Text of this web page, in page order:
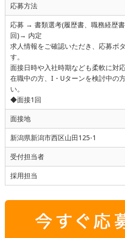
応募方法
応募 → 書類選考(履歴書、職務経歴
回)→ 内定
求人情報をご確認いただき、応募ボ
す。
面接日時や入社時期なども柔軟に対応
在職中の方、I・Uターンを検討中の
い。
◆面接1回
面接地
新潟県新潟市西区山田125-1
受付担当者
採用担当